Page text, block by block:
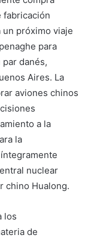
fabricación
un próximo viaje
para
danés,
Aires. La
aviones chinos
a la
la
nuclear
chino Hualong.
los
de